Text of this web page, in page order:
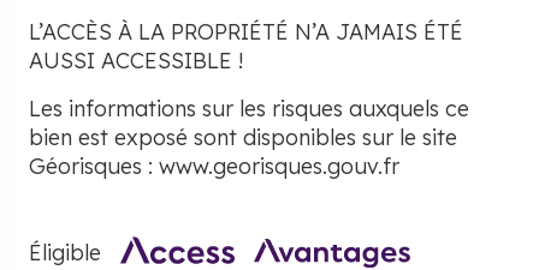
L’ACCÈS À LA PROPRIÉTÉ N’A JAMAIS ÉTÉ
AUSSI ACCESSIBLE !
Les informations sur les risques auxquels ce
bien est exposé sont disponibles sur le site
Géorisques : www.georisques.gouv.fr
Éligible